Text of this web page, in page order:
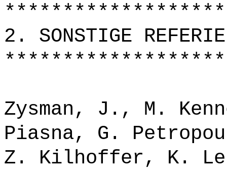
2. SONSTIGE
Zysman, J., M.
Piasna, G.
Z. Kilhoffer, K.